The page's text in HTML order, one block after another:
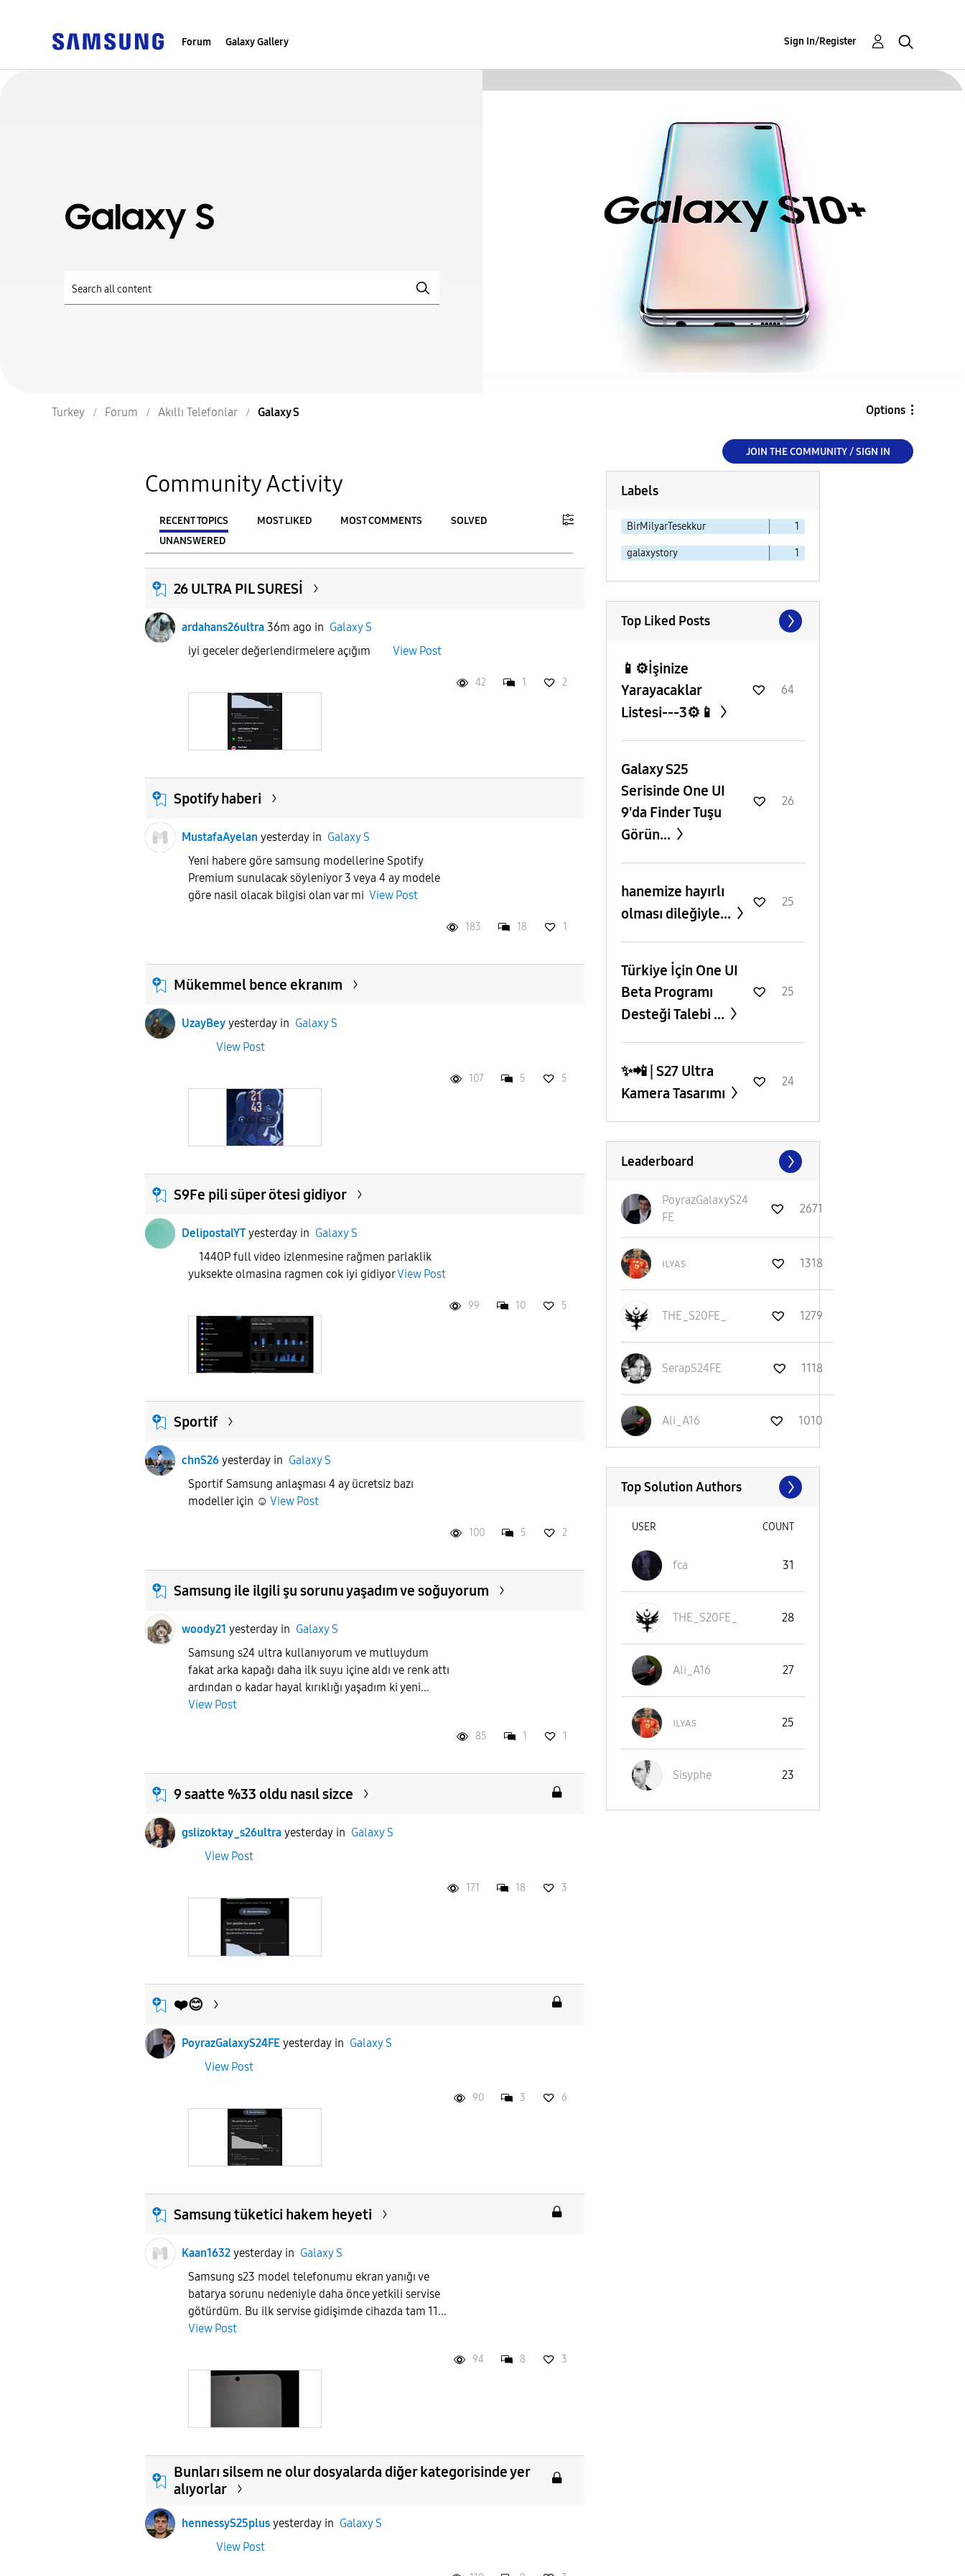
Forum Galaxy Gallery Sign In/Register
Galaxy S
Turkey Forum Akıllı Telefonlar Galaxy S Options
JOIN THE COMMUNITY / SIGN IN
Community Activity
RECENT TOPICS MOST LIKED MOST COMMENTS
SOLVED
UNANSWERED
From To
26 ULTRA PIL SURESİ
ardahans26ultra 36m ago in Galaxy S
iyi geceler değerlendirmelere açığım View Post
42 1 2
Spotify haberi
MustafaAyelan yesterday in Galaxy S
Yeni habere göre samsung modellerine Spotify
Premium sunulacak söyleniyor 3 veya 4 ay modele
göre nasil olacak bilgisi olan var mi View Post
183 18 1
Mükemmel bence ekranım
UzayBey yesterday in Galaxy S
View Post
107 5 5
S9Fe pili süper ötesi gidiyor
DelipostalYT yesterday in Galaxy S
1440P full video izlenmesine rağmen parlaklik
yuksekte olmasina ragmen cok iyi gidiyorView Post
99 10 5
Sportif
chnS26 yesterday in Galaxy S
Sportif Samsung anlaşması 4 ay ücretsiz bazı
modeller için ☺️ View Post
100 5 2
Samsung ile ilgili şu sorunu yaşadım ve soğuyorum
woody21 yesterday in Galaxy S
Samsung s24 ultra kullanıyorum ve mutluydum
fakat arka kapağı daha ilk suyu içine aldı ve renk attı
ardından o kadar hayal kırıklığı yaşadım ki yeni...
View Post
85 1 1
9 saatte %33 oldu nasıl sizce
gslizoktay_s26ultra yesterday in Galaxy S
View Post
171 18 3
❤️😊
PoyrazGalaxyS24FE yesterday in Galaxy S
View Post
90 3 6
Samsung tüketici hakem heyeti
Kaan1632 yesterday in Galaxy S
Samsung s23 model telefonumu ekran yanığı ve
batarya sorunu nedeniyle daha önce yetkili servise
götürdüm. Bu ilk servise gidişimde cihazda tam 11...
View Post
94 8 3
Bunları silsem ne olur dosyalarda diğer kategorisinde yer
alıyorlar
hennessyS25plus yesterday in Galaxy S
View Post
Labels
BirMilyarTesekkur 1
galaxystory 1
Top Liked Posts
📱⚙️İşinize
Yarayacaklar
Listesi---3⚙️📱
64
Galaxy S25
Serisinde One UI
9'da Finder Tuşu
Görün...
26
hanemize hayırlı
olması dileğiyle...
25
​Türkiye İçin One UI
Beta Programı
Desteği Talebi ...
25
✨️📲 | S27 Ultra
Kamera Tasarımı
24
Leaderboard
PoyrazGalaxyS24
FE
2671
ɪʟʏᴀs 1318
THE_S20FE_ 1279
SerapS24FE 1118
Ali_A16 1010
Top Solution Authors
USER COUNT
fca 31
THE_S20FE_ 28
Ali_A16 27
ɪʟʏᴀs 25
Sisyphe 23